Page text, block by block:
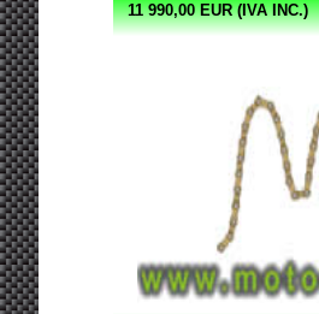
11 990,00 EUR (IVA INC.)